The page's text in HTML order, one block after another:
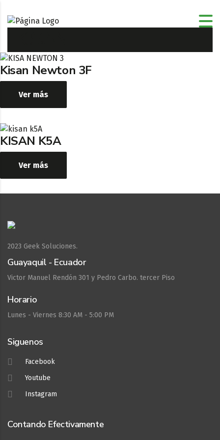
Kisan Newton 3F
Ver más
KISAN K5A
Ver más
2023 Geek Soluciones.
Guayaquil - Ecuador
Victor Manuel Rendón 301 y Pedro Carbo. tercer Piso
Horario
Lunes - Viernes 8:30 AM - 5:00 PM
Siguenos
Facebook
Youtube
Instagram
Contando Efectivamente